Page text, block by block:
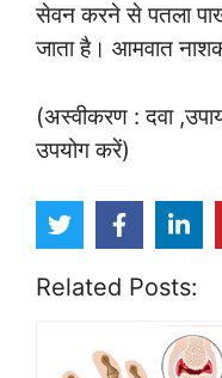
सेवन करने से पतला
जाता है। आमवात
(अस्वीकरण : दवा
उपयोग करें)
Related Posts: